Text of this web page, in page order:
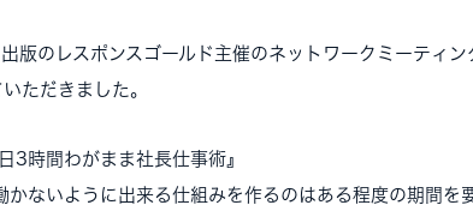
版のレスポンスゴールド主催のネットワークミーティ
ただきました。
3時間わがまま社長仕事術』
かないように出来る仕組みを作るのはある程度の期間を